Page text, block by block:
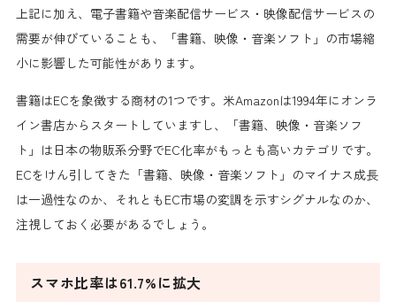
上記に加え、電子書籍や音楽配信サービス・映像配信サービスの
需要が伸びていることも、
「書籍、映像・音楽ソフト」 の市場縮
小に影響した可能性があります。
書籍はECを象徴する商材の1つです。米Amazonは1994年にオンラ
イン書店からスタートしていますし、
「書籍、映像・音楽ソフ
ト」は日本の物販系分野でEC化率がもっとも高いカテゴリです。
ECをけん引してきた 「書籍、映像・音楽ソフト」 のマイナス成長
は一過性なのか、それともEC市場の変調を示すシグナルなのか、
注視しておく必要があるでしょう。
スマホ比率は61.7%に拡大